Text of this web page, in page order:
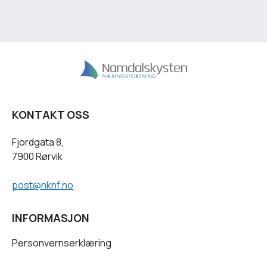
KONTAKT OSS
Fjordgata 8,
7900 Rørvik
post@nknf.no
INFORMASJON
Personvernserklæring